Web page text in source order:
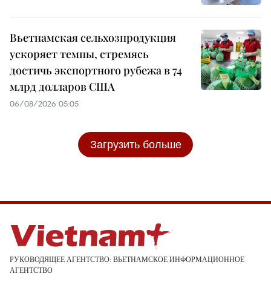
Вьетнамская сельхозпродукция
ускоряет темпы, стремясь
достичь экспортного рубежа в 74
млрд долларов США
06/08/2026 05:05
Загрузить больше
РУКОВОДЯЩЕЕ АГЕНТСТВО: ВЬЕТНАМСКОЕ ИНФОРМАЦИОННОЕ
АГЕНТСТВО